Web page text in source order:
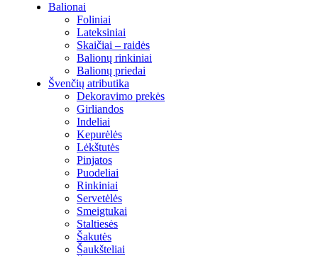
Balionai
Foliniai
Lateksiniai
Skaičiai – raidės
Balionų rinkiniai
Balionų priedai
Švenčių atributika
Dekoravimo prekės
Girliandos
Indeliai
Kepurėlės
Lėkštutės
Pinjatos
Puodeliai
Rinkiniai
Servetėlės
Smeigtukai
Staltiesės
Šakutės
Šaukšteliai